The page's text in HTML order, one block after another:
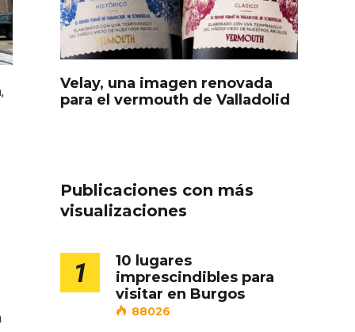
,
Velay, una imagen renovada
para el vermouth de Valladolid
Publicaciones con más
visualizaciones
1
10 lugares
imprescindibles para
visitar en Burgos
88026
Disfrutar de la Semana
Santa en Rueda en 2026